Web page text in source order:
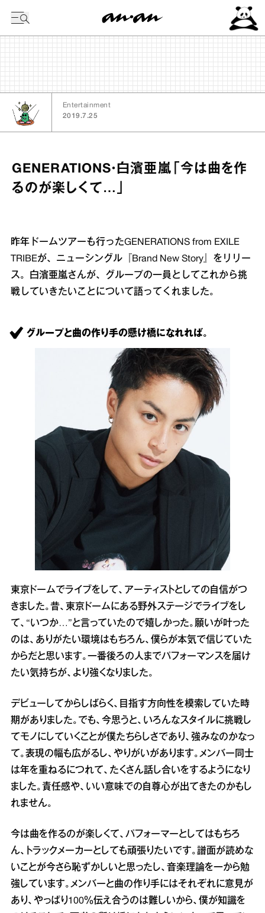
Entertainment
2019.7.25
GENERATIONS・白濱亜嵐「今は曲を作
るのが楽しくて…」
昨年ドームツアーも行ったGENERATIONS from EXILE
TRIBEが、ニューシングル『Brand New Story』をリリー
ス。白濱亜嵐さんが、グループの一員としてこれから挑
戦していきたいことについて語ってくれました。
グループと曲の作り手の懸け橋になれれば。
東京ドームでライブをして、アーティストとしての自信がつ
きました。昔、東京ドームにある野外ステージでライブをし
て、“いつか…”と言っていたので嬉しかった。願いが叶った
のは、ありがたい環境はもちろん、僕らが本気で信じていた
からだと思います。一番後ろの人までパフォーマンスを届け
たい気持ちが、より強くなりました。
デビューしてからしばらく、目指す方向性を模索していた時
期がありました。でも、今思うと、いろんなスタイルに挑戦し
てモノにしていくことが僕たちらしさであり、強みなのかなっ
て。表現の幅も広がるし、やりがいがあります。メンバー同士
は年を重ねるにつれて、たくさん話し合いをするようになり
ました。責任感や、いい意味での自尊心が出てきたのかもし
れません。
今は曲を作るのが楽しくて、パフォーマーとしてはもちろ
ん、トラックメーカーとしても頑張りたいです。譜面が読めな
いことが今さら恥ずかしいと思ったし、音楽理論を一から勉
強しています。メンバーと曲の作り手にはそれぞれに意見が
あり、やっぱり100％伝え合うのは難しいから、僕が知識を